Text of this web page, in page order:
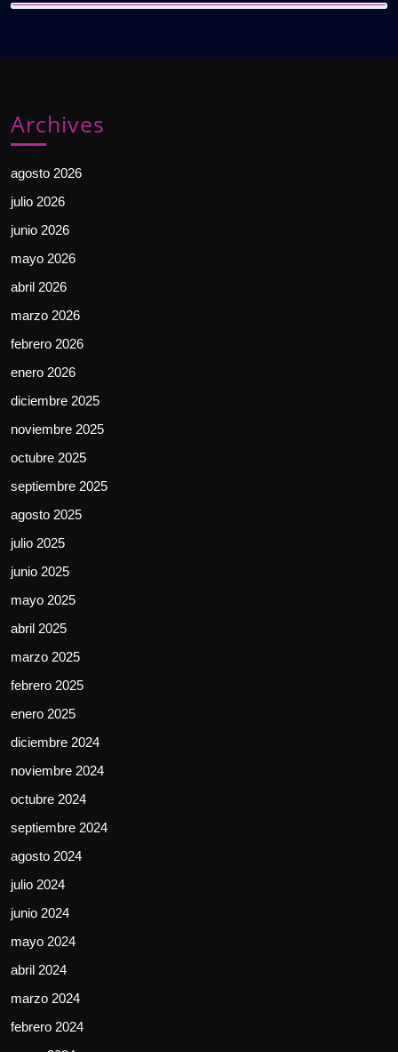
Archives
agosto 2026
julio 2026
junio 2026
mayo 2026
abril 2026
marzo 2026
febrero 2026
enero 2026
diciembre 2025
noviembre 2025
octubre 2025
septiembre 2025
agosto 2025
julio 2025
junio 2025
mayo 2025
abril 2025
marzo 2025
febrero 2025
enero 2025
diciembre 2024
noviembre 2024
octubre 2024
septiembre 2024
agosto 2024
julio 2024
junio 2024
mayo 2024
abril 2024
marzo 2024
febrero 2024